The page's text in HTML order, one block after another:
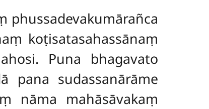
phussadevakumārañca
koṭisatasahassānaṃ
Puna bhagavato
pana sudassanārāme
nāma mahāsāvakaṃ